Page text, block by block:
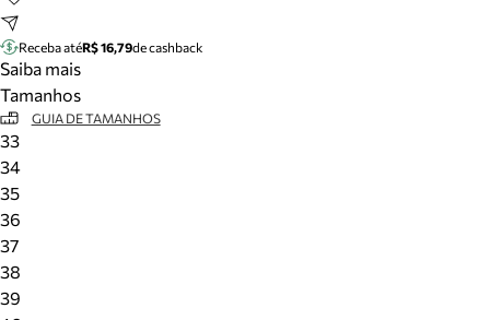
Tire dúvidas sobre pedidos, devoluções e mais.
Meus pedidos
Acompanhe seus pedidos e solicite devoluções.
Receba atéR$ 16,79de cashback
Saiba mais
Tamanhos
GUIA DE TAMANHOS
33
34
35
36
37
38
39